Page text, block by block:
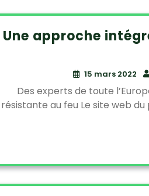
Une approche
15 mars 2022
Des experts de toute
résistante au feu Le site web du